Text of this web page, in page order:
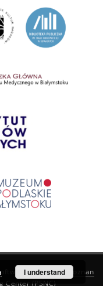
created by
Poznan
Center (PSNC)
I understand